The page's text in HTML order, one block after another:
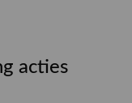
acties